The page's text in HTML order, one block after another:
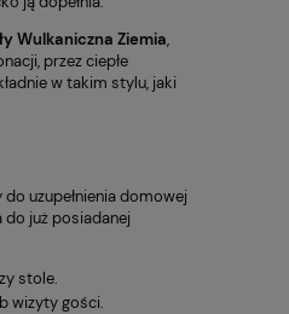
Wulkaniczna Ziemia,
przez ciepłe
w takim stylu, jaki
uzupełnienia domowej
już posiadanej
stole.
wizyty gości.